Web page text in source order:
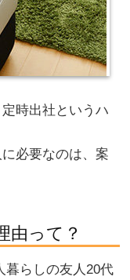
時出社というハ
必要なのは、案
由って？
暮らしの友人20代